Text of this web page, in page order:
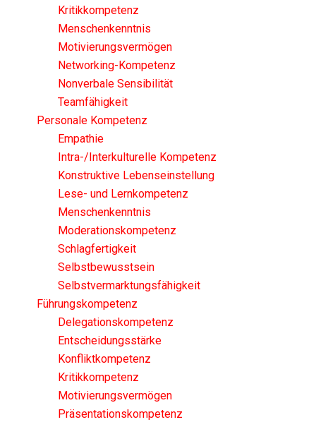
Kritikkompetenz
Menschenkenntnis
Motivierungsvermögen
Networking-Kompetenz
Nonverbale Sensibilität
Teamfähigkeit
Personale Kompetenz
Empathie
Intra-/Interkulturelle Kompetenz
Konstruktive Lebenseinstellung
Lese- und Lernkompetenz
Menschenkenntnis
Moderationskompetenz
Schlagfertigkeit
Selbstbewusstsein
Selbstvermarktungsfähigkeit
Führungskompetenz
Delegationskompetenz
Entscheidungsstärke
Konfliktkompetenz
Kritikkompetenz
Motivierungsvermögen
Präsentationskompetenz